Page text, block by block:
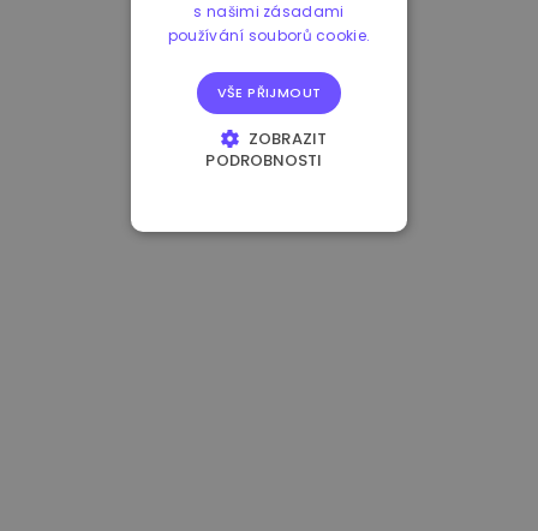
s našimi zásadami
používání souborů cookie.
VŠE PŘIJMOUT
ZOBRAZIT
PODROBNOSTI